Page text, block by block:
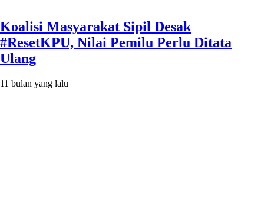
Koalisi Masyarakat Sipil Desak
#ResetKPU, Nilai Pemilu Perlu Ditata
Ulang
11 bulan yang lalu